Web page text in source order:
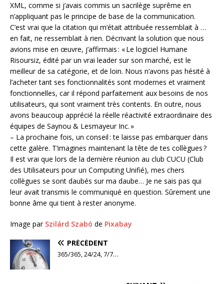
XML, comme si j’avais commis un sacrilège suprême en
n’appliquant pas le principe de base de la communication.
C’est vrai que la citation qui m’était attribuée ressemblait à …
en fait, ne ressemblait à rien. Décrivant la solution que nous
avions mise en œuvre, j’affirmais : « Le logiciel Humane
Risoursiz, édité par un vrai leader sur son marché, est le
meilleur de sa catégorie, et de loin. Nous n’avons pas hésité à
l’acheter tant ses fonctionnalités sont modernes et vraiment
fonctionnelles, car il répond parfaitement aux besoins de nos
utilisateurs, qui sont vraiment très contents. En outre, nous
avons beaucoup apprécié la réelle réactivité extraordinaire des
équipes de Saynou & Lesmayeur Inc. »
– La prochaine fois, un conseil : te laisse pas embarquer dans
cette galère. T’imagines maintenant la tête de tes collègues ?
Il est vrai que lors de la dernière réunion au club CUCU (Club
des Utilisateurs pour un Computing Unifié), mes chers
collègues se sont daubés sur ma daube… Je ne sais pas qui
leur avait transmis le communiqué en question. Sûrement une
bonne âme qui tient à rester anonyme.
Image par Szilárd Szabó de Pixabay
PRÉCÉDENT
365/365, 24/24, 7/7…